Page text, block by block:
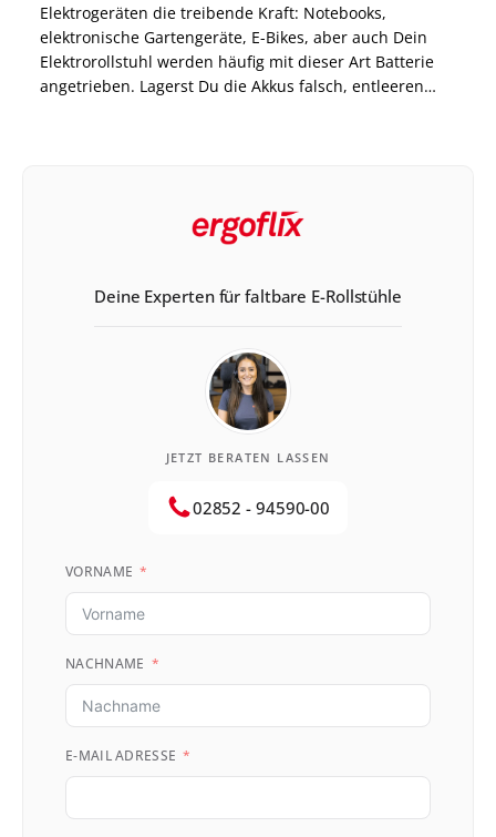
Elektrogeräten die treibende Kraft: Notebooks,
elektronische Gartengeräte, E-Bikes, aber auch Dein
Elektrorollstuhl werden häufig mit dieser Art Batterie
angetrieben. Lagerst Du die Akkus falsch, entleeren
Deine Experten für faltbare E-Rollstühle
JETZT BERATEN LASSEN
02852 - 94590-00
VORNAME
NACHNAME
E-MAIL ADRESSE